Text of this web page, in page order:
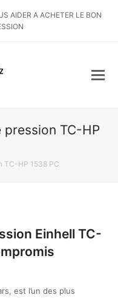
AIDER A ACHETER LE BON
TC-HP
TC-HP 1538 PC
Einhell TC-
est l’un des plus